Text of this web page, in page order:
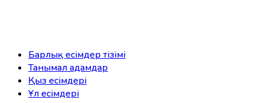
Барлық есімдер тізімі
Танымал адамдар
Қыз есімдері
Ұл есімдері